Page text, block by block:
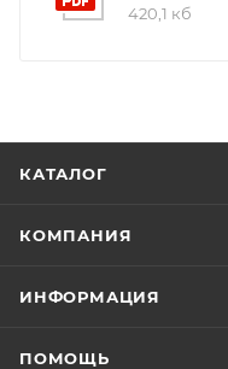
420,1 кб
КАТАЛОГ
КОМПАНИЯ
ИНФОРМАЦИЯ
ПОМОЩЬ